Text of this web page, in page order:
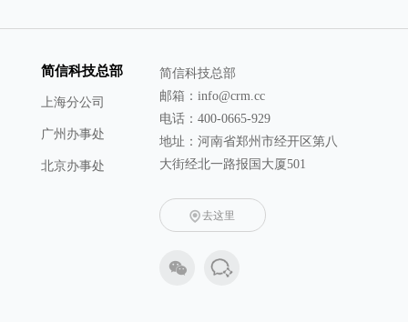
简信科技总部
上海分公司
广州办事处
北京办事处
简信科技总部
邮箱：info@crm.cc
电话：400-0665-929
地址：河南省郑州市经开区第八
大街经北一路报国大厦501
去这里